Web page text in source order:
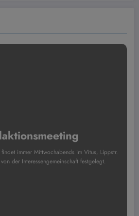
findet immer Mittwochabends im Vitus, Lippstr.
der Interessengemeinschaft festgelegt.